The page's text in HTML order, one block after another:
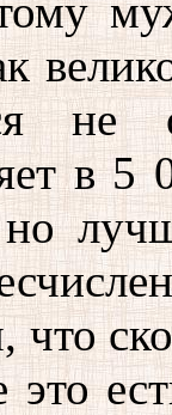
не
в 5
что
это